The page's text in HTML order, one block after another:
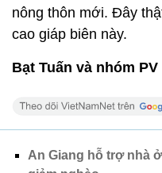
nông thôn mới. Đây
cao giáp biên này.
Bạt Tuấn và nhóm PV
An Giang hỗ trợ nhà